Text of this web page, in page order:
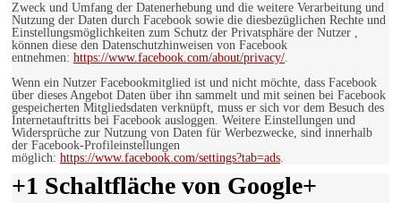
Zweck und Umfang der Datenerhebung und die weitere Verarbeitung und
Nutzung der Daten durch Facebook sowie die diesbezüglichen Rechte und
Einstellungsmöglichkeiten zum Schutz der Privatsphäre der Nutzer ,
können diese den Datenschutzhinweisen von Facebook
entnehmen: https://www.facebook.com/about/privacy/.
Wenn ein Nutzer Facebookmitglied ist und nicht möchte, dass Facebook
über dieses Angebot Daten über ihn sammelt und mit seinen bei Facebook
gespeicherten Mitgliedsdaten verknüpft, muss er sich vor dem Besuch des
Internetauftritts bei Facebook ausloggen. Weitere Einstellungen und
Widersprüche zur Nutzung von Daten für Werbezwecke, sind innerhalb
der Facebook-Profileinstellungen
möglich: https://www.facebook.com/settings?tab=ads.
+1 Schaltfläche von Google+